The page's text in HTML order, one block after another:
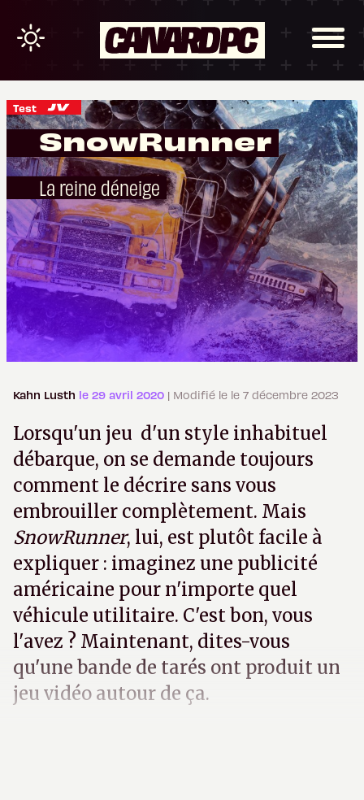
Test
SnowRunner
La reine déneige
Kahn Lusth le 29 avril 2020 | Modifié le le 7 décembre 2023
Lorsqu'un jeu d'un style inhabituel
débarque, on se demande toujours
comment le décrire sans vous
embrouiller complètement. Mais
SnowRunner, lui, est plutôt facile à
expliquer : imaginez une publicité
américaine pour n'importe quel
véhicule utilitaire. C'est bon, vous
l'avez ? Maintenant, dites-vous
qu'une bande de tarés ont produit un
jeu vidéo autour de ça.